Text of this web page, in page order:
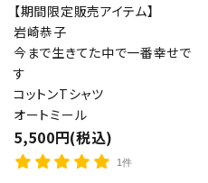
【期間限定販売アイテム】
岩崎恭子
今まで生きてた中で一番幸せで
す
コットンTシャツ
オートミール
5,500円(税込)
1件